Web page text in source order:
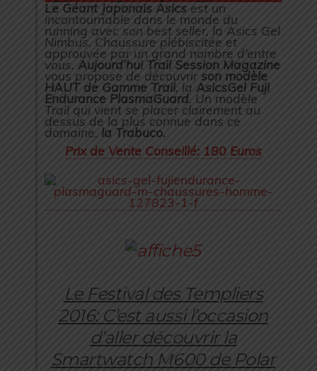
PlasmaGuard: La Chaussure
Confort Haut de Gamme de
Asics qui culmine vers la
Perfection!
Le Géant Japonais Asics est un
incontournable dans le monde du
running avec son best seller, la Asics Gel
Nimbus. Chaussure plébiscitée et
approuvée par un grand nombre d’entre
vous. Aujourd’hui Trail Session Magazine
vous propose de découvrir son modèle
HAUT de Gamme Trail, la AsicsGel Fuji
Endurance PlasmaGuard. Un modèle
Trail qui vient se placer clairement au
dessus de la plus connue dans ce
domaine, la Trabuco.
Prix de Vente Conseillé: 180 Euros
Le Festival des Templiers
2016: C’est aussi l’occasion
d’aller découvrir la
Smartwatch M600 de Polar